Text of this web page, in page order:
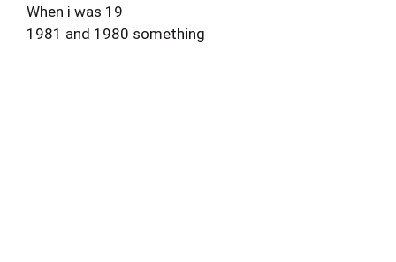
When i was 19
1981 and 1980 something